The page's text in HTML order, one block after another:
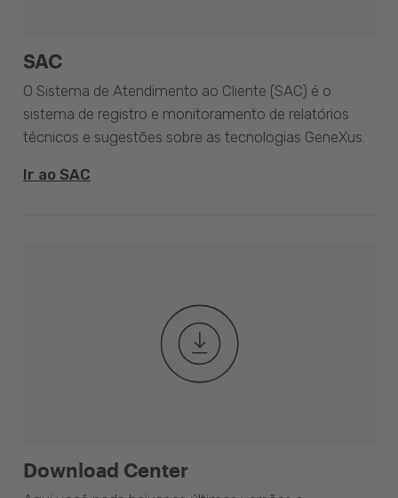
SAC
O Sistema de Atendimento ao Cliente (SAC) é o
sistema de registro e monitoramento de relatórios
técnicos e sugestões sobre as tecnologias GeneXus.
Ir ao SAC
Download Center